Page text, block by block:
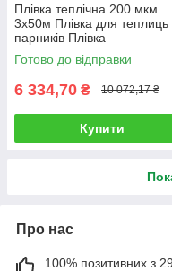
Плівка теплічна 200 мкм
3х50м Плівка для теплиць
парників Плівка
поліетиленова, прозора
Готово до відправки
6 334,70 ₴ 10 072,17 ₴
Купити
Про нас
100% позитивних з